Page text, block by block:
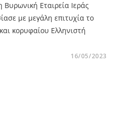
Εταιρεία Ιεράς
με μεγάλη επιτυχία το
κορυφαίου Ελληνιστή
16/05/2023